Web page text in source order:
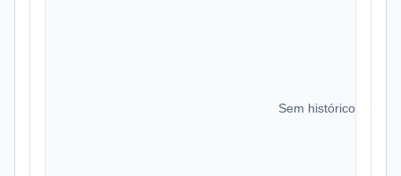
Sem histórico de